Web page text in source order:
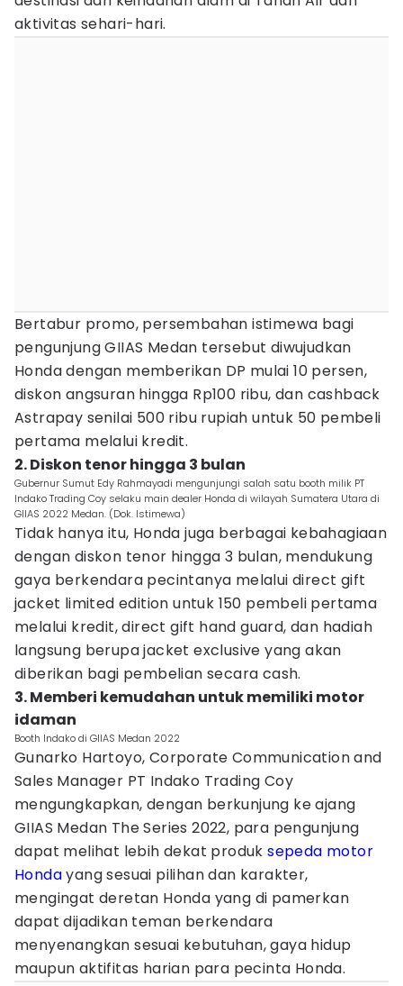
aktivitas sehari-hari.
Bertabur promo, persembahan istimewa bagi
pengunjung GIIAS Medan tersebut diwujudkan
Honda dengan memberikan DP mulai 10 persen,
diskon angsuran hingga Rp100 ribu, dan cashback
Astrapay senilai 500 ribu rupiah untuk 50 pembeli
pertama melalui kredit.
2. Diskon tenor hingga 3 bulan
Gubernur Sumut Edy Rahmayadi mengunjungi salah satu booth milik PT
Indako Trading Coy selaku main dealer Honda di wilayah Sumatera Utara di
GIIAS 2022 Medan. (Dok. Istimewa)
Tidak hanya itu, Honda juga berbagai kebahagiaan
dengan diskon tenor hingga 3 bulan, mendukung
gaya berkendara pecintanya melalui direct gift
jacket limited edition untuk 150 pembeli pertama
melalui kredit, direct gift hand guard, dan hadiah
langsung berupa jacket exclusive yang akan
diberikan bagi pembelian secara cash.
3. Memberi kemudahan untuk memiliki motor
idaman
Booth Indako di GIIAS Medan 2022
Gunarko Hartoyo, Corporate Communication and
Sales Manager PT Indako Trading Coy
mengungkapkan, dengan berkunjung ke ajang
GIIAS Medan The Series 2022, para pengunjung
dapat melihat lebih dekat produksepeda motor
Hondayang sesuai pilihan dan karakter,
mengingat deretan Honda yang di pamerkan
dapat dijadikan teman berkendara
menyenangkan sesuai kebutuhan, gaya hidup
maupun aktifitas harian para pecinta Honda.